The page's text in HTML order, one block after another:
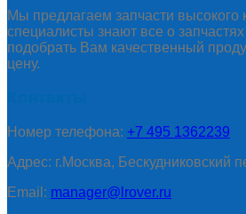
Мы предлагаем запчасти высокого
специалисты знают все о
подобрать Вам качественный
цену.
Номер телефона: +7 495 1362239
Адрес: г.Москва, Бескудниковский
Email: manager@lrover.ru